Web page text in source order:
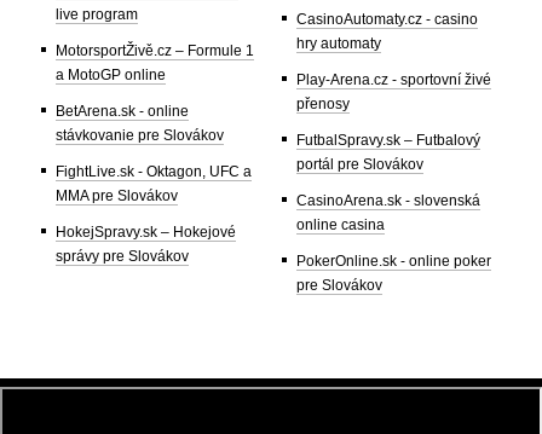
live program
MotorsportŽivě.cz – Formule 1
a MotoGP online
BetArena.sk - online
stávkovanie pre Slovákov
FightLive.sk - Oktagon, UFC a
MMA pre Slovákov
HokejSpravy.sk – Hokejové
správy pre Slovákov
CasinoAutomaty.cz - casino
hry automaty
Play-Arena.cz - sportovní živé
přenosy
FutbalSpravy.sk – Futbalový
portál pre Slovákov
CasinoArena.sk - slovenská
online casina
PokerOnline.sk - online poker
pre Slovákov